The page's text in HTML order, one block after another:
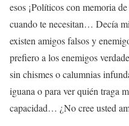
esos ¡Políticos con memoria
cuando te necesitan… Decía
existen amigos falsos y
prefiero a los enemigos
sin chismes o calumnias
iguana o para ver quién traga
capacidad… ¿No cree usted